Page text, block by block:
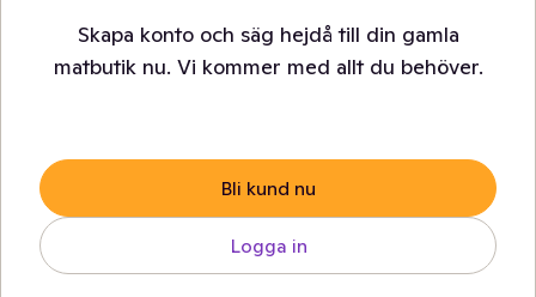
Skapa konto och säg hejdå till din gamla
matbutik nu. Vi kommer med allt du behöver.
Bli kund nu
Logga in